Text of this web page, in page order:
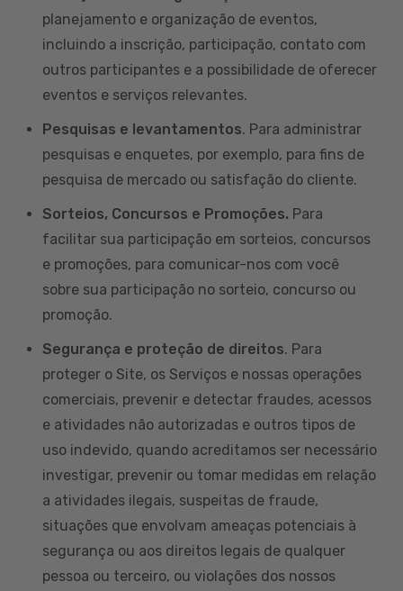
planejamento e organização de eventos,
incluindo a inscrição, participação, contato com
outros participantes e a possibilidade de oferecer
eventos e serviços relevantes.
Pesquisas e levantamentos. Para administrar
pesquisas e enquetes, por exemplo, para fins de
pesquisa de mercado ou satisfação do cliente.
Sorteios, Concursos e Promoções. Para
facilitar sua participação em sorteios, concursos
e promoções, para comunicar-nos com você
sobre sua participação no sorteio, concurso ou
promoção.
Segurança e proteção de direitos. Para
proteger o Site, os Serviços e nossas operações
comerciais, prevenir e detectar fraudes, acessos
e atividades não autorizadas e outros tipos de
uso indevido, quando acreditamos ser necessário
investigar, prevenir ou tomar medidas em relação
a atividades ilegais, suspeitas de fraude,
situações que envolvam ameaças potenciais à
segurança ou aos direitos legais de qualquer
pessoa ou terceiro, ou violações dos nossos